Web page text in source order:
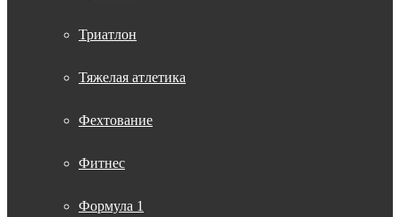
Триатлон
Тяжелая атлетика
Фехтование
Фитнес
Формула 1